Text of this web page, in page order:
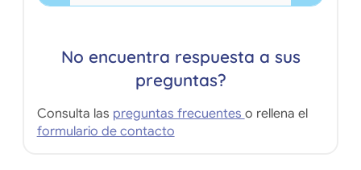
No encuentra respuesta a sus
preguntas?
Consulta las preguntas frecuentes o rellena el
formulario de contacto